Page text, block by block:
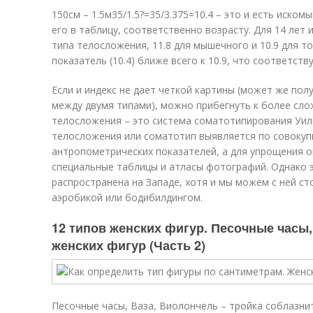
150см – 1.5м35/1.5?=35/3.375=10.4 – это и есть
его в таблицу, соответственно возрасту. Для 14 лет
типа телосложения, 11.8 для мышечного и 10.9 для
показатель (10.4) ближе всего к 10.9, что
Если и индекс не дает четкой картины (может же
между двумя типами), можно прибегнуть к более
телосложения – это система соматотипирования
телосложения или соматотип выявляется по
антропометрических показателей, а для упрощения
специальные таблицы и атласы фотографий. Однако
распространена на Западе, хотя и мы можем с ней
аэробикой или бодибилдингом.
12 типов женских фигур. Песочные
женских фигур (Часть 2)
Песочные часы, Ваза, Виолончель – тройка